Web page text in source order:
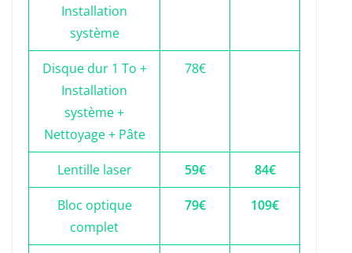
Installation
système
Disque dur 1 To +
Installation
système +
Nettoyage + Pâte
78€
Lentille laser 59€ 84€
Bloc optique
complet
79€ 109€